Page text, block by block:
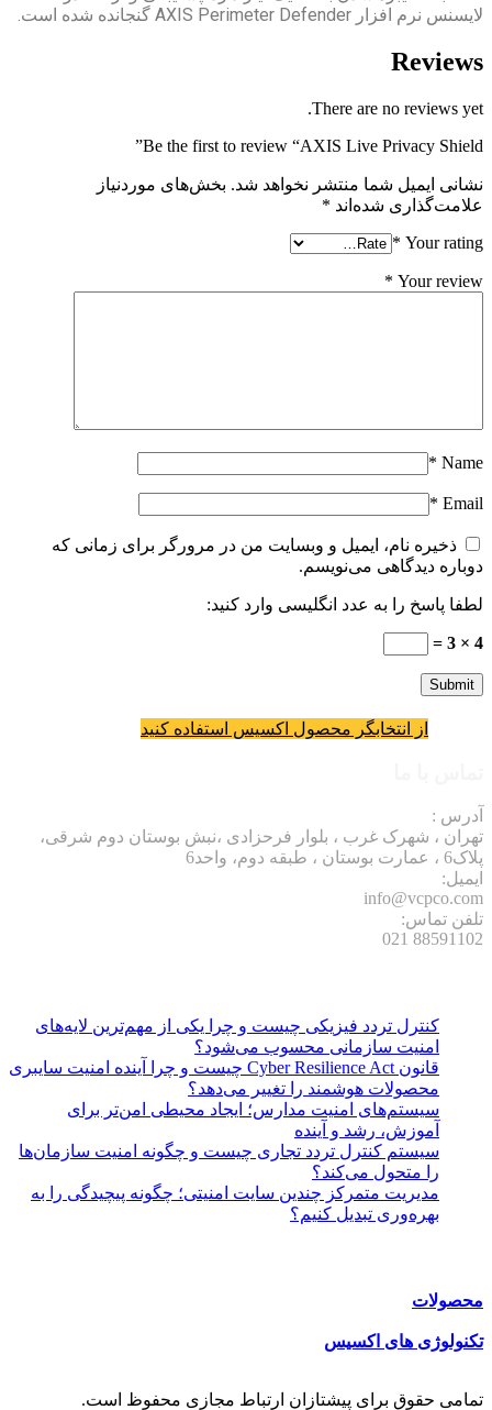
Be the first to review
نخواهد شد. بخش‌های موردنیاز
*
و وبسایت من در مرورگر برای زمانی که
وارد کنید:
اکسیس استفاده کنید
فرحزادی ،نبش بوستان دوم شرقی،
چیست و چرا یکی از مهم‌ترین لایه‌های
محسوب می‌شود؟
قانون Cyber Resilience Act چیست و چرا آینده امنیت سایبری
را تغییر می‌دهد؟
مدارس؛ ایجاد محیطی امن‌تر برای
تجاری چیست و چگونه امنیت سازمان‌ها
چندین سایت امنیتی؛ چگونه پیچیدگی را به
ارتباط مجازی محفوظ است.